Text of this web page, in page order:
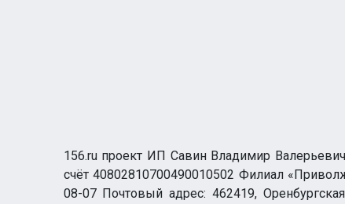
156.ru проект ИП Савин Владимир
счёт 40802810700490010502 Филиал
08-07 Почтовый адрес: 462419,